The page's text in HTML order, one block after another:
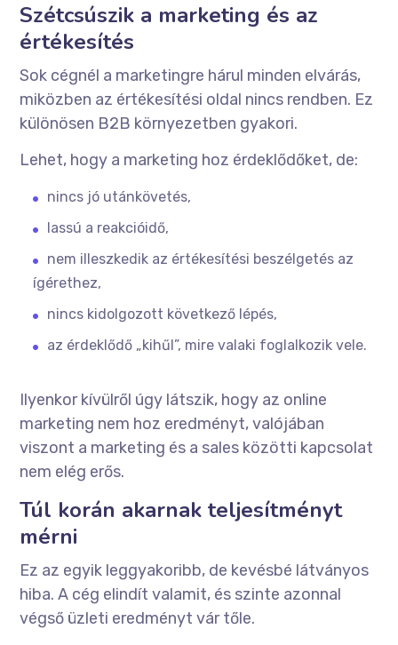
Szétcsúszik a marketing és az
értékesítés
Sok cégnél a marketingre hárul minden elvárás,
miközben az értékesítési oldal nincs rendben. Ez
különösen B2B környezetben gyakori.
Lehet, hogy a marketing hoz érdeklődőket, de:
nincs jó utánkövetés,
lassú a reakcióidő,
nem illeszkedik az értékesítési beszélgetés az
ígérethez,
nincs kidolgozott következő lépés,
az érdeklődő „kihűl”, mire valaki foglalkozik vele.
Ilyenkor kívülről úgy látszik, hogy az online
marketing nem hoz eredményt, valójában
viszont a marketing és a sales közötti kapcsolat
nem elég erős.
Túl korán akarnak teljesítményt
mérni
Ez az egyik leggyakoribb, de kevésbé látványos
hiba. A cég elindít valamit, és szinte azonnal
végső üzleti eredményt vár tőle.